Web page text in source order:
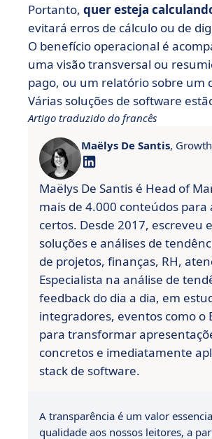
Portanto, quer esteja
evitará erros de cálculo ou de
O benefício operacional é
uma visão transversal ou
pago, ou um relatório sobre um
Várias soluções de software
Artigo traduzido do francês
Maëlys De Santis,
Maëlys De Santis é Head of
mais de 4.000 conteúdos
certos. Desde 2017, escreveu
soluções e análises de
de projetos, finanças, RH,
Especialista na análise de
feedback do dia a dia, em
integradores, eventos como o
para transformar
concretos e imediatamente
stack de software.
A transparência é um valor
qualidade aos nossos leitores, a